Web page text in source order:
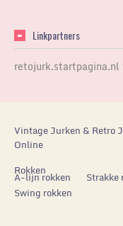
Linkpartners
retojurk.startpagina.nl
Vintage Jurken & Retro
Online
Rokken
A-lijn rokken
Strakke
Swing rokken